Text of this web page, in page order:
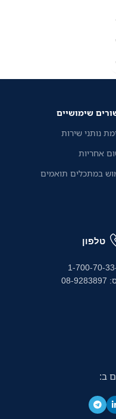
שימושיים
נותני שירות
אחריות
במתכלים תואמים
טלפון
1-700-70-
ב: